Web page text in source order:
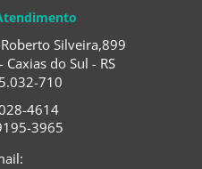
Silveira,899
Caxias do Sul - RS
710
4614
3965